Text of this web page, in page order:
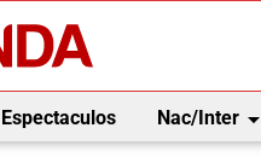
Espectaculos Nac/Inter